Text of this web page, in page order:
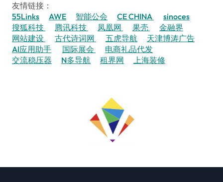
友情链接：
55Links
AWE 智能公会 CE CHINA
sinoces
搜狐科技
腾讯科技 凤凰网 果壳
金融界
网站建设
古代诗词网 五虎导航
天津博涛广告
AI应用助手
国际展会
电商礼品代发
交流稳压器
N多导航 租界网 上海装修